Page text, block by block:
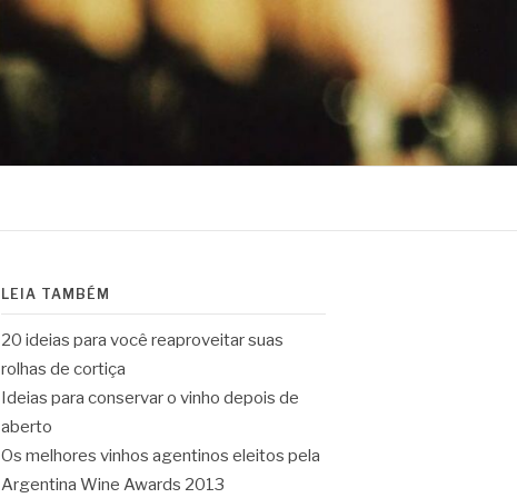
LEIA TAMBÉM
20 ideias para você reaproveitar suas
rolhas de cortiça
Ideias para conservar o vinho depois de
aberto
Os melhores vinhos agentinos eleitos pela
Argentina Wine Awards 2013